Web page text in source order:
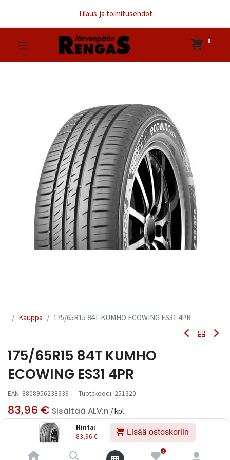
Hinta:
83,96 € Lisää ostoskoriin
0
Tilaus-ja toimitusehdot
0
Kauppa 175/65R15 84T KUMHO ECOWING ES31 4PR
175/65R15 84T KUMHO
ECOWING ES31 4PR
EAN: 8808956238339 Tuotekoodi: 251320
83,96 € Sisältää ALV:n / kpl
saatavilla:
Toimittajilla (kotimaa):Saatavilla
Toimitusaika:
3 arkipäivää